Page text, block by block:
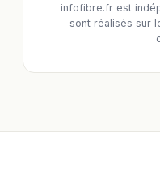
infofibre.fr est
sont réalisés sur